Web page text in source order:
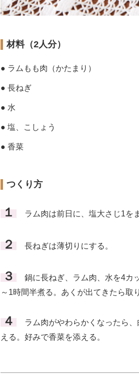
材料（2人分）
● ラムもも肉（かたまり）
● 長ねぎ
● 水
● 塩、こしょう
● 香菜
つくり方
１ ラム肉は前日に、塩大さじ1を
２ 長ねぎは薄切りにする。
３
鍋に長ねぎ、ラム肉、水を4カ
～1時間半煮る。あくが出てきたら取
４
ラム肉がやわらかくなったら、
える。好みで香菜を添える。